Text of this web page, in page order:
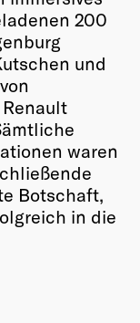
200
und
waren
Botschaft,
in die